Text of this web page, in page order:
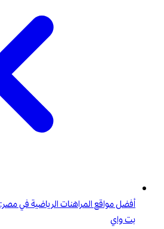
أفضل مواقع المراهنات الرياضية في
بت واي